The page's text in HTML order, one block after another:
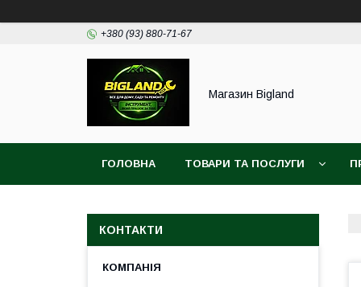
+380 (93) 880-71-67
Магазин Bigland
ГОЛОВНА ТОВАРИ ТА ПОСЛУГИ
КОНТАКТИ